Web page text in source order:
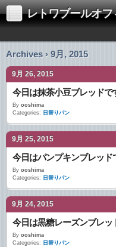
レトワブールオ
Archives › 9月, 2015
9月 26, 2015
今日は抹茶小豆ブレッドで
By ooshima
Categories: 日替りパン
9月 25, 2015
今日はパンプキンブレッド
By ooshima
Categories: 日替りパン
9月 24, 2015
今日は黒糖レーズンブレッ
By ooshima
Categories: 日替りパン